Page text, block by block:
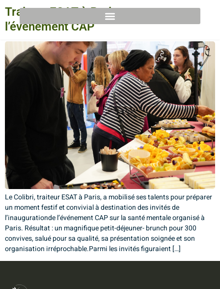
Traiteur ESAT à Paris : retour sur
l’événement CAP
Le Colibri, traiteur ESAT à Paris, a mobilisé ses talents pour préparer
un moment festif et convivial à destination des invités de
l’inaugurationde l’événement CAP sur la santé mentale organisé à
Paris. Résultat : un magnifique petit-déjeuner- brunch pour 300
convives, salué pour sa qualité, sa présentation soignée et son
organisation irréprochable.Parmi les invités figuraient […]